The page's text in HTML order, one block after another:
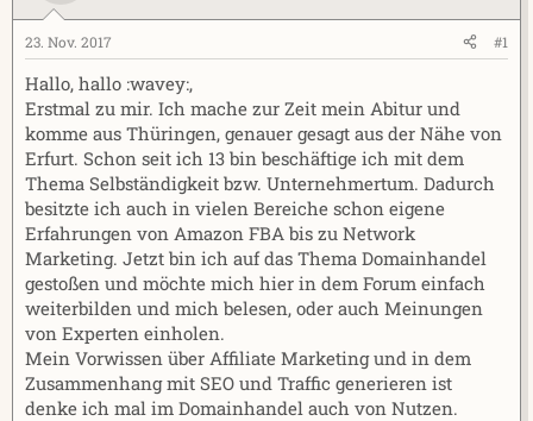
l
e
r
l
a
m
23. Nov. 2017 #1
Hallo, hallo :wavey:,
Erstmal zu mir. Ich mache zur Zeit mein Abitur und
komme aus Thüringen, genauer gesagt aus der Nähe von
Erfurt. Schon seit ich 13 bin beschäftige ich mit dem
Thema Selbständigkeit bzw. Unternehmertum. Dadurch
besitzte ich auch in vielen Bereiche schon eigene
Erfahrungen von Amazon FBA bis zu Network
Marketing. Jetzt bin ich auf das Thema Domainhandel
gestoßen und möchte mich hier in dem Forum einfach
weiterbilden und mich belesen, oder auch Meinungen
von Experten einholen.
Mein Vorwissen über Affiliate Marketing und in dem
Zusammenhang mit SEO und Traffic generieren ist
denke ich mal im Domainhandel auch von Nutzen.